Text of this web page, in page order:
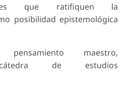
que ratifiquen la
posibilidad epistemológica
pensamiento maestro,
cátedra de estudios